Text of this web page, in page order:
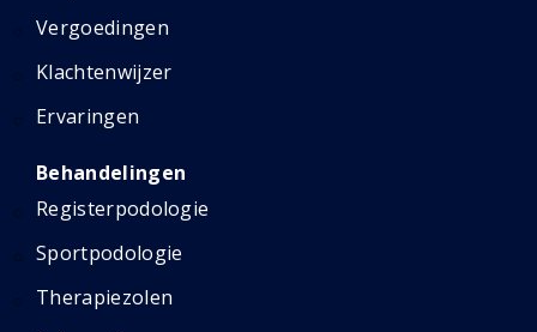
Vergoedingen
Klachtenwijzer
Ervaringen
Behandelingen
Registerpodologie
Sportpodologie
Therapiezolen